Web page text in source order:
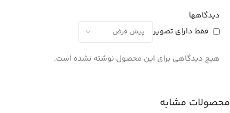
دیدگاهها
فقط دارای تصویر
هیچ دیدگاهی برای این محصول نوشته نشده است.
محصولات مشابه